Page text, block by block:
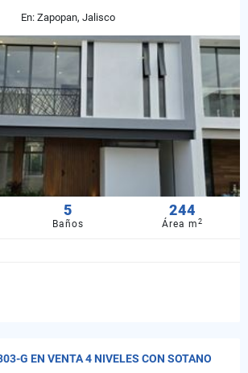
En: Zapopan, Jalisco
5
Baños
244
Área m2
G EN VENTA 4 NIVELES CON SOTANO